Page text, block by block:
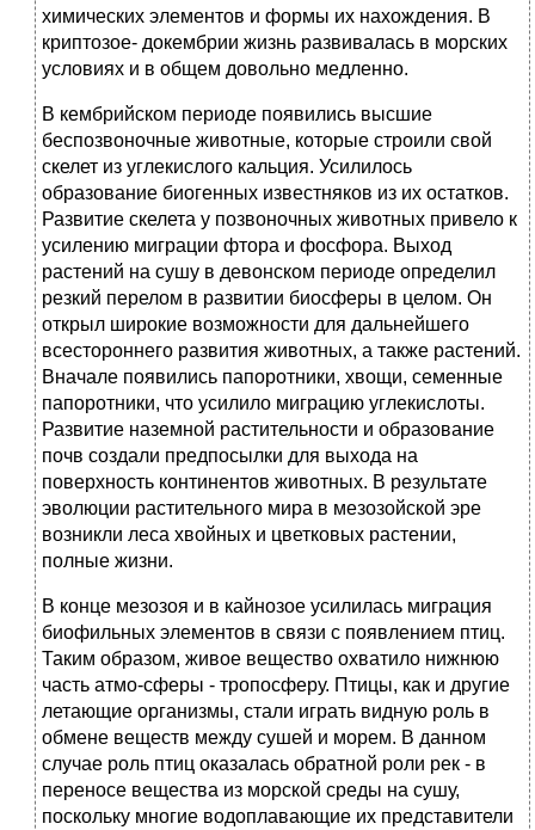
химических элементов и формы их нахождения. В
криптозое- докембрии жизнь развивалась в морских
условиях и в общем довольно медленно.
В кембрийском периоде появились высшие
беспозвоночные животные, которые строили свой
скелет из углекислого кальция. Усилилось
образование биогенных известняков из их остатков.
Развитие скелета у позвоночных животных привело к
усилению миграции фтора и фосфора. Выход
растений на сушу в девонском периоде определил
резкий перелом в развитии биосферы в целом. Он
открыл широкие возможности для дальнейшего
всестороннего развития животных, а также растений.
Вначале появились папоротники, хвощи, семенные
папоротники, что усилило миграцию углекислоты.
Развитие наземной растительности и образование
почв создали предпосылки для выхода на
поверхность континентов животных. В результате
эволюции растительного мира в мезозойской эре
возникли леса хвойных и цветковых растении,
полные жизни.
В конце мезозоя и в кайнозое усилилась миграция
биофильных элементов в связи с появлением птиц.
Таким образом, живое вещество охватило нижнюю
часть атмо-сферы - тропосферу. Птицы, как и другие
летающие организмы, стали играть видную роль в
обмене веществ между сушей и морем. В данном
случае роль птиц оказалась обратной роли рек - в
переносе вещества из морской среды на сушу,
поскольку многие водоплавающие их представители